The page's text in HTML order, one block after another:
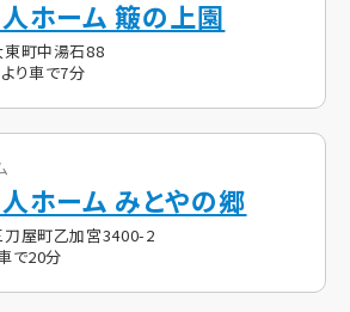
ホーム 簸の上園
町中湯石88
り車で7分
ホーム みとやの郷
屋町乙加宮3400-2
で20分